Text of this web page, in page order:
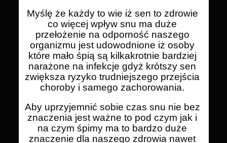
Myślę że każdy to wie iż sen to zdrowie
co więcej wpływ snu ma duże
przełożenie na odporność naszego
organizmu jest udowodnione iż osoby
które mało śpią są kilkakrotnie bardziej
narażone na infekcje gdyż krótszy sen
zwiększa ryzyko trudniejszego przejścia
choroby i samego zachorowania.
Aby uprzyjemnić sobie czas snu nie bez
znaczenia jest ważne to pod czym jak i
na czym śpimy ma to bardzo duże
znaczenie dla naszego zdrowia nawet